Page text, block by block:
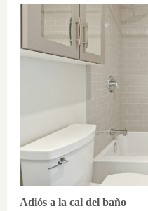
Adiós a la cal del baño